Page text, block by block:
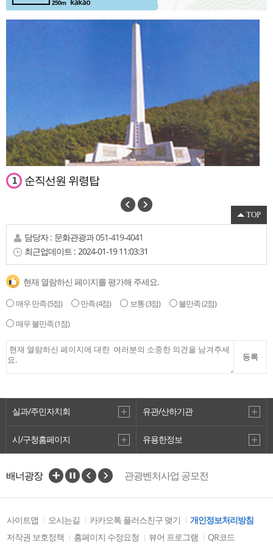
250m
1 순직선원 위령탑
2 동삼어촌체험마을
3 시민헌장비
TOP
담당자 : 문화관광과051-419-4041
최근업데이트 : 2024-01-19 11:03:31
현재 열람하신 페이지를 평가해 주세요.
매우 만족(5점) 만족(4점) 보통(3점) 불만족(2점)
매우 불만족(1점)
등록
실과/주민자치회 유관/산하기관
시/구청홈페이지 유용한정보
배너광장
관광벤처사업 공모전
사이트맵 오시는길 카카오톡 플러스친구 맺기
개인정보처리방침
저작권 보호정책
홈페이지 수정요청 뷰어 프로그램 QR코드